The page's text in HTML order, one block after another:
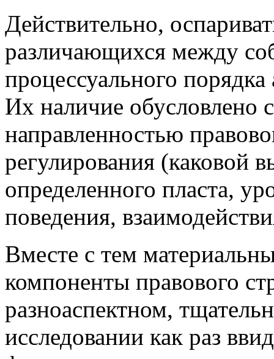
Действительно,
различающихся между
процессуального
Их наличие обусловлено
направленностью
регулирования (каковой
определенного пласта,
поведения,
Вместе с тем
компоненты правового
разноаспектном,
исследовании как раз